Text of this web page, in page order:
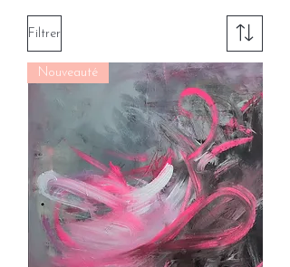
Filtrer
Nouveauté